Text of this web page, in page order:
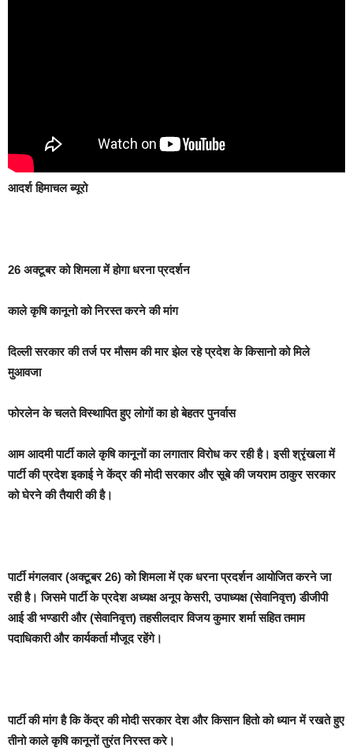
आदर्श हिमाचल ब्यूरो
26 अक्टूबर को शिमला में होगा धरना प्रदर्शन
काले कृषि कानूनो को निरस्त करने की मांग
दिल्ली सरकार की तर्ज पर मौसम की मार झेल रहे प्रदेश के किसानो को मिले
मुआवजा
फोरलेन के चलते विस्थापित हुए लोगों का हो बेहतर पुनर्वास
आम आदमी पार्टी काले कृषि कानूनों का लगातार विरोध कर रही है। इसी श्रृंखला में
पार्टी की प्रदेश इकाई ने केंद्र की मोदी सरकार और सूबे की जयराम ठाकुर सरकार
को घेरने की तैयारी की है।
पार्टी मंगलवार (अक्टूबर 26) को शिमला में एक धरना प्रदर्शन आयोजित करने जा
रही है। जिसमे पार्टी के प्रदेश अध्यक्ष अनूप केसरी, उपाध्यक्ष (सेवानिवृत्त) डीजीपी
आई डी भण्डारी और (सेवानिवृत्त) तहसीलदार विजय कुमार शर्मा सहित तमाम
पदाधिकारी और कार्यकर्ता मौजूद रहेंगे।
पार्टी की मांग है कि केंद्र की मोदी सरकार देश और किसान हितो को ध्यान में रखते हुए
तीनो काले कृषि कानूनों तुरंत निरस्त करे।